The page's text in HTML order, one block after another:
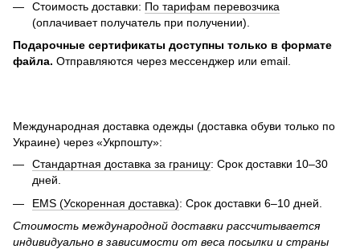
Стоимость доставки: По тарифам перевозчика
(оплачивает получатель при получении).
Подарочные сертификаты доступны только в формате
файла. Отправляются через мессенджер или email.
Международная доставка одежды (доставка обуви только по
Украине) через «Укрпошту»:
Стандартная доставка за границу: Срок доставки 10–30
дней.
EMS (Ускоренная доставка): Срок доставки 6–10 дней.
Стоимость международной доставки рассчитывается
индивидуально в зависимости от веса посылки и страны